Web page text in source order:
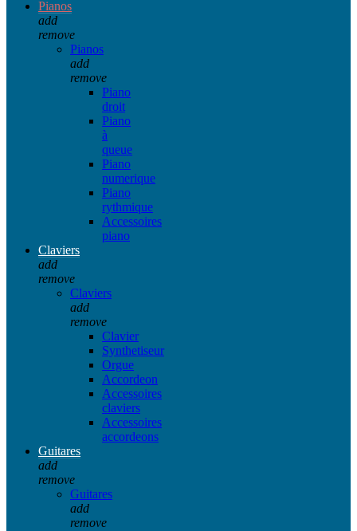
Pianos
add
remove
Pianos
add
remove
Piano
droit
Piano
à
queue
Piano
numerique
Piano
rythmique
Accessoires
piano
Claviers
add
remove
Claviers
add
remove
Clavier
Synthetiseur
Orgue
Accordeon
Accessoires
claviers
Accessoires
accordeons
Guitares
add
remove
Guitares
add
remove